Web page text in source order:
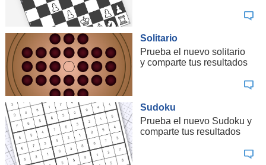
Solitario
Prueba el nuevo solitario
y comparte tus resultados
Sudoku
Prueba el nuevo Sudoku y
comparte tus resultados